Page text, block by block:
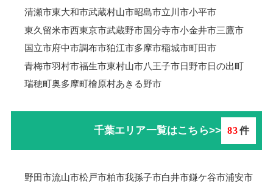
清瀬市東大和市武蔵村山市昭島市立川市小平市
東久留米市西東京市武蔵野市国分寺市小金井市三鷹市
国立市府中市調布市狛江市多摩市稲城市町田市
青梅市羽村市福生市東村山市八王子市日野市日の出町
瑞穂町奥多摩町檜原村あきる野市
千葉エリア一覧はこちら>> 83件
野田市流山市松戸市柏市我孫子市白井市鎌ケ谷市浦安市